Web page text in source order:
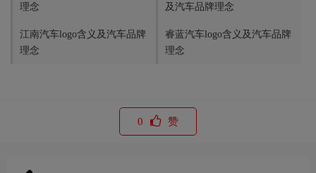
理念
及汽车品牌理念
‌江南汽车logo含义及汽车品牌
理念
睿蓝汽车logo含义及汽车品牌
理念
0 赞